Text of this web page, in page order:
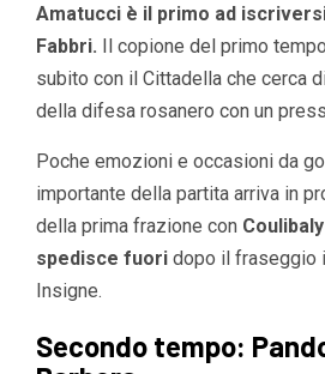
Amatucci è il primo ad
Fabbri. Il copione del primo
subito con il Cittadella che cerca
della difesa rosanero con un
Poche emozioni e occasioni da
importante della partita arriva in
della prima frazione con
spedisce fuori dopo il fraseggio
Insigne.
Secondo tempo: